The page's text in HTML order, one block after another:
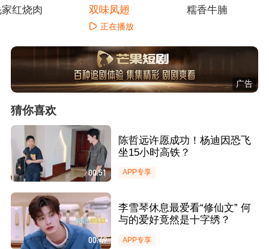
红烧肉 双味凤翅
正在播放
糯香牛腩
广告
猜你喜欢
00:51
陈哲远许愿成功！杨迪因恐飞
坐15小时高铁？
APP专享
00:49
李雪琴休息最爱看“修仙文” 何
与的爱好竟然是十字绣？
APP专享